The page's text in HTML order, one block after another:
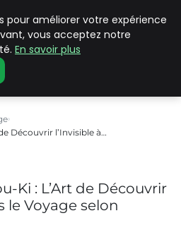
Découvrir l’Invisible à…
Ki : L’Art de Découvrir
le Voyage selon
pour améliorer votre expérience
vous acceptez notre
En savoir plus